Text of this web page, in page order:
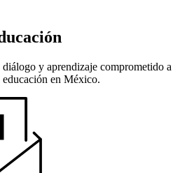
y aprendizaje comprometido a
en México.